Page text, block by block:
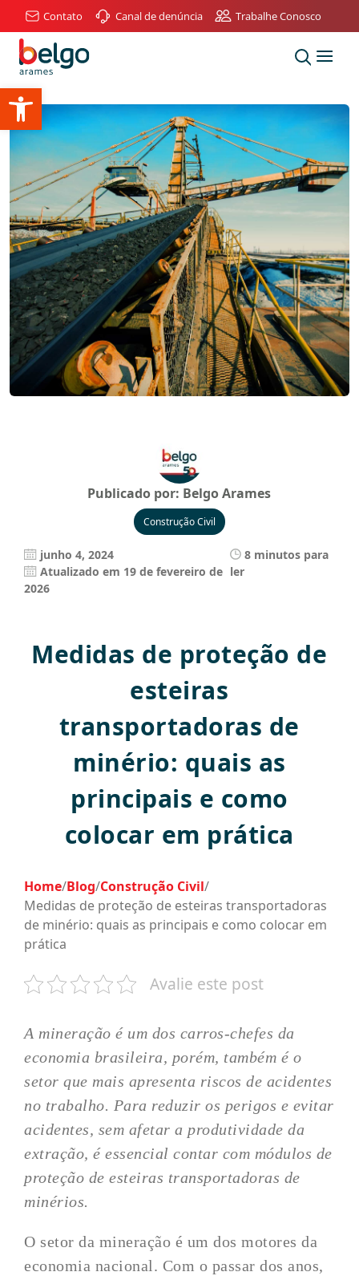
Abrir a barra de ferramentas
Contato Canal de denúncia Trabalhe Conosco
Publicado por: Belgo Arames
Construção Civil
junho 4, 2024
Atualizado em 19 de fevereiro de
2026
8 minutos para
ler
Medidas de proteção de
esteiras
transportadoras de
minério: quais as
principais e como
colocar em prática
Home/Blog/Construção Civil/
Medidas de proteção de esteiras transportadoras
de minério: quais as principais e como colocar em
prática
Avalie este post
A mineração é um dos carros-chefes da
economia brasileira, porém, também é o
setor que mais apresenta riscos de acidentes
no trabalho. Para reduzir os perigos e evitar
acidentes, sem afetar a produtividade da
extração, é essencial contar com módulos de
proteção de esteiras transportadoras de
minérios.
O setor da mineração é um dos motores da
economia nacional. Com o passar dos anos,